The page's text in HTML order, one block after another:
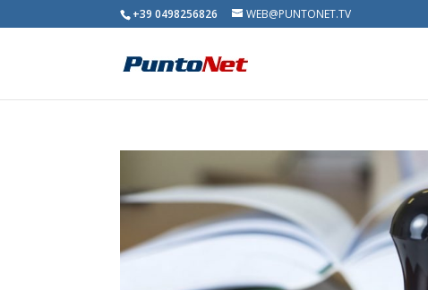
+39 0498256826 WEB@PUNTONET.TV